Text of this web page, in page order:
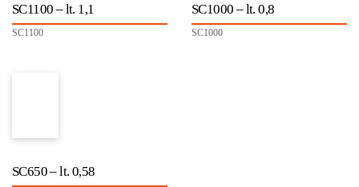
SC1100 – lt. 1,1
SC1100
SC1000 – lt. 0,8
SC1000
SC650 – lt. 0,58